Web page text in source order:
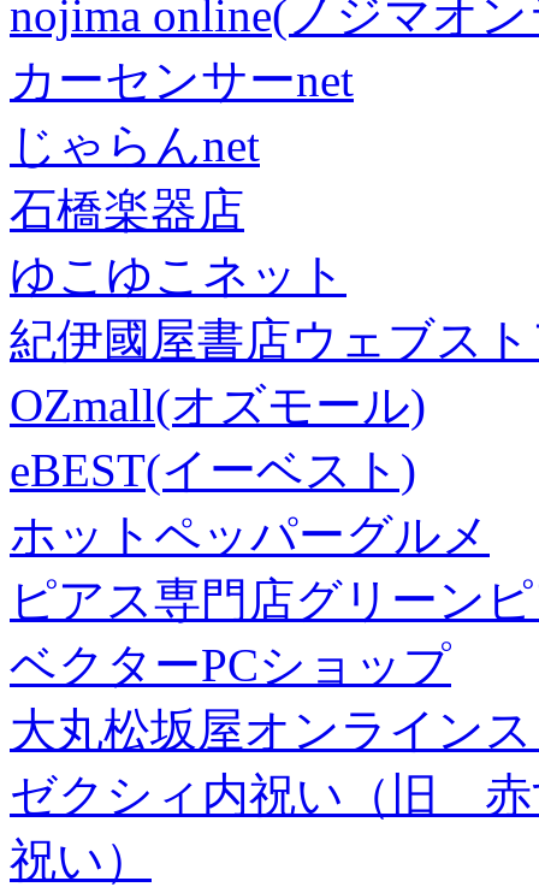
nojima online(ノジマオ
カーセンサーnet
じゃらんnet
石橋楽器店
ゆこゆこネット
紀伊國屋書店ウェブス
OZmall(オズモール)
eBEST(イーベスト)
ホットペッパーグルメ
ピアス専門店グリーン
ベクターPCショップ
大丸松坂屋オンライン
ゼクシィ内祝い（旧 赤
祝い）